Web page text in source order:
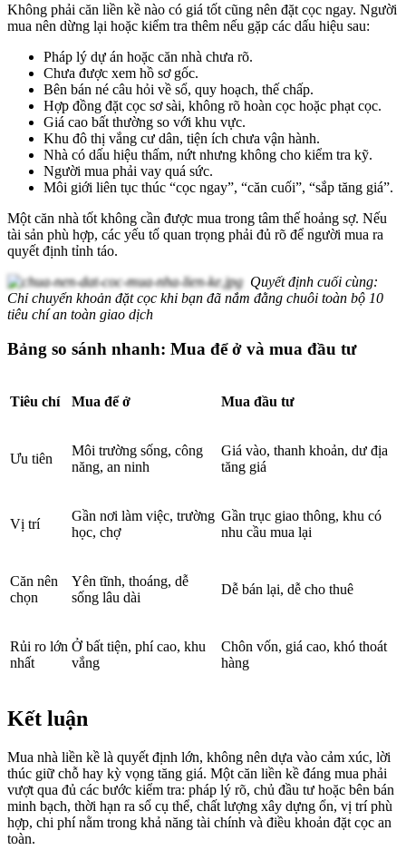
Không phải căn liền kề nào có giá tốt cũng nên đặt cọc ngay. Người
mua nên dừng lại hoặc kiểm tra thêm nếu gặp các dấu hiệu sau:
Pháp lý dự án hoặc căn nhà chưa rõ.
Chưa được xem hồ sơ gốc.
Bên bán né câu hỏi về sổ, quy hoạch, thế chấp.
Hợp đồng đặt cọc sơ sài, không rõ hoàn cọc hoặc phạt cọc.
Giá cao bất thường so với khu vực.
Khu đô thị vắng cư dân, tiện ích chưa vận hành.
Nhà có dấu hiệu thấm, nứt nhưng không cho kiểm tra kỹ.
Người mua phải vay quá sức.
Môi giới liên tục thúc “cọc ngay”, “căn cuối”, “sắp tăng giá”.
Một căn nhà tốt không cần được mua trong tâm thế hoảng sợ. Nếu
tài sản phù hợp, các yếu tố quan trọng phải đủ rõ để người mua ra
quyết định tỉnh táo.
Quyết định cuối cùng:
Chỉ chuyển khoản đặt cọc khi bạn đã nắm đằng chuôi toàn bộ 10
tiêu chí an toàn giao dịch
Bảng so sánh nhanh: Mua để ở và mua đầu tư
Tiêu chí Mua để ở Mua đầu tư
Ưu tiên
Môi trường sống, công
năng, an ninh
Giá vào, thanh khoản, dư địa
tăng giá
Vị trí
Gần nơi làm việc, trường
học, chợ
Gần trục giao thông, khu có
nhu cầu mua lại
Căn nên
chọn
Yên tĩnh, thoáng, dễ
sống lâu dài
Dễ bán lại, dễ cho thuê
Rủi ro lớn
nhất
Ở bất tiện, phí cao, khu
vắng
Chôn vốn, giá cao, khó thoát
hàng
Kết luận
Mua nhà liền kề là quyết định lớn, không nên dựa vào cảm xúc, lời
thúc giữ chỗ hay kỳ vọng tăng giá. Một căn liền kề đáng mua phải
vượt qua đủ các bước kiểm tra: pháp lý rõ, chủ đầu tư hoặc bên bán
minh bạch, thời hạn ra sổ cụ thể, chất lượng xây dựng ổn, vị trí phù
hợp, chi phí nằm trong khả năng tài chính và điều khoản đặt cọc an
toàn.